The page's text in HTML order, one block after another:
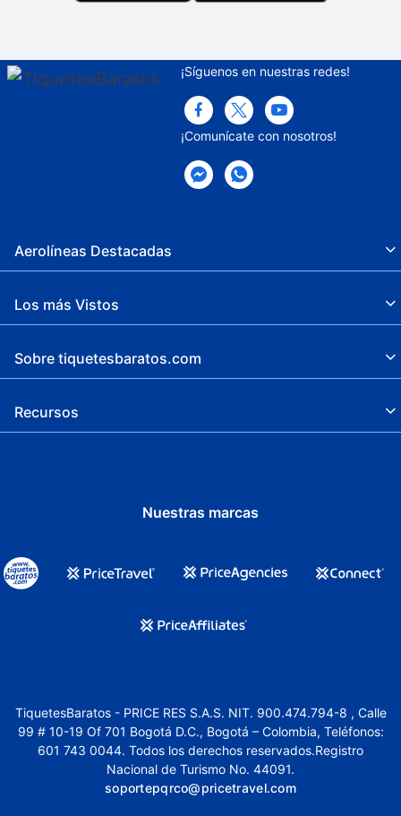
¡Síguenos en nuestras redes!
¡Comunícate con nosotros!
Aerolíneas Destacadas
Los más Vistos
Sobre tiquetesbaratos.com
Recursos
Nuestras marcas
TiquetesBaratos - PRICE RES S.A.S. NIT. 900.474.794-8 , Calle
99 # 10-19 Of 701 Bogotá D.C., Bogotá – Colombia, Teléfonos:
601 743 0044. Todos los derechos reservados.Registro
Nacional de Turismo No. 44091.
soportepqrco@pricetravel.com